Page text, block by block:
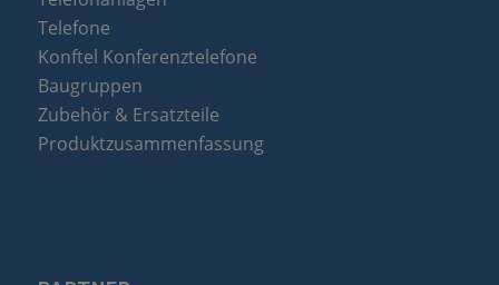
Telefone
Konftel Konferenztelefone
Baugruppen
Zubehör & Ersatzteile
Produktzusammenfassung